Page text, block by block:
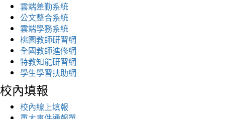
雲端差勤系統
公文整合系統
雲端學務系統
桃園教師研習網
全國教師進修網
特教知能研習網
學生學習扶助網
校內填報
校內線上填報